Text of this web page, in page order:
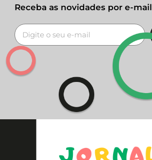
Receba as novidades por e-mail